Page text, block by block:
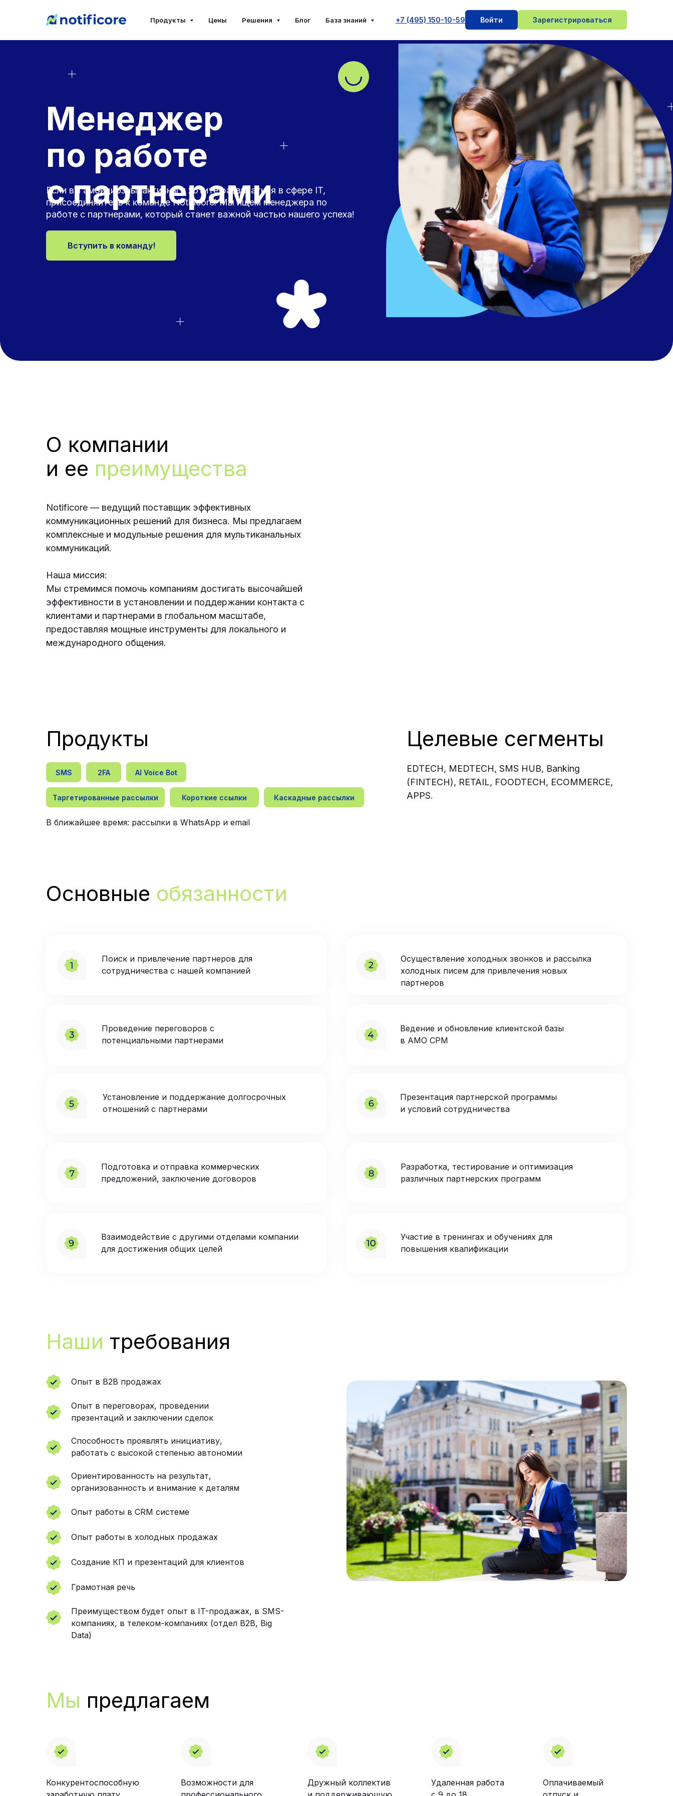
Продукты Цены Решения Блог База знаний +7 (495) 150-10-59 Войти Зарегистрироваться
Менеджер
по работе
с партнерами
Если вы амбициозны, активны и хотите развиваться в сфере IT,
присоединяйтесь к команде Notificore! Мы ищем менеджера по
работе с партнерами, который станет важной частью нашего успеха!
Вступить в команду!
Notificore — ведущий поставщик эффективных
коммуникационных решений для бизнеса. Мы предлагаем
комплексные и модульные решения для мультиканальных
коммуникаций.
Наша миссия:
Мы стремимся помочь компаниям достигать высочайшей
эффективности в установлении и поддержании контакта с
клиентами и партнерами в глобальном масштабе,
предоставляя мощные инструменты для локального и
международного общения.
О компании
и ее преимущества
EDTECH, MEDTECH, SMS HUB, Banking
(FINTECH), RETAIL, FOODTECH, ECOMMERCE,
APPS.
В ближайшее время: рассылки в WhatsApp и email
Продукты Целевые сегменты
SMS 2FA AI Voice Bot
Таргетированные рассылки Короткие ссылки Каскадные рассылки
Поиск и привлечение партнеров для
сотрудничества с нашей компанией
Ведение и обновление клиентской базы
в АМО СРМ
Установление и поддержание долгосрочных
отношений с партнерами
Осуществление холодных звонков и рассылка
холодных писем для привлечения новых
партнеров
Презентация партнерской программы
и условий сотрудничества
Подготовка и отправка коммерческих
предложений, заключение договоров
Разработка, тестирование и оптимизация
различных партнерских программ
Участие в тренингах и обучениях для
повышения квалификации
Взаимодействие с другими отделами компании
для достижения общих целей
Проведение переговоров с
потенциальными партнерами
Основные обязанности
Опыт в B2B продажах
Способность проявлять инициативу,
работать с высокой степенью автономии
Ориентированность на результат,
организованность и внимание к деталям
Опыт работы в CRM системе
Опыт работы в холодных продажах
Создание КП и презентаций для клиентов
Грамотная речь
Опыт в переговорах, проведении
презентаций и заключении сделок
Преимуществом будет опыт в IT-продажах, в SMS-
компаниях, в телеком-компаниях (отдел B2B, Big
Data)
Наши требования
Возможности для
Конкурентоспособную
Удаленная работа
Дружный коллектив
Оплачиваемый
Мы предлагаем